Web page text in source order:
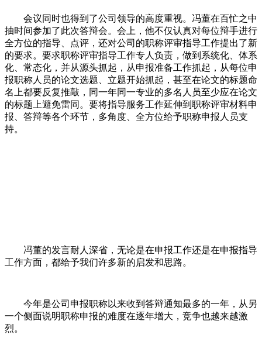
会议同时也得到了公司领导的高度重视。冯董在百忙之中
抽时间参加了此次答辩会。会上，他不仅认真对每位辩手进行
全方位的指导、点评，还对公司的职称评审指导工作提出了新
的要求。要求职称评审指导工作专人负责，做到系统化、体系
化、常态化，并从源头抓起，从申报准备工作抓起，从每位申
报职称人员的论文选题、立题开始抓起，甚至在论文的标题命
名上都要反复推敲，同一年同一专业的多名人员至少应在论文
的标题上避免雷同。要将指导服务工作延伸到职称评审材料申
报、答辩等各个环节，多角度、全方位给予职称申报人员支
持。
冯董的发言耐人深省，无论是在申报工作还是在申报指导
工作方面，都给予我们许多新的启发和思路。
今年是公司申报职称以来收到答辩通知最多的一年，从另
一个侧面说明职称申报的难度在逐年增大，竞争也越来越激
烈。